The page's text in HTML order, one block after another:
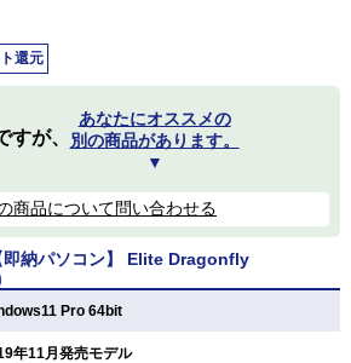
還元
すが、
あなたにオススメの
別の商品があります。
▼
商品について問い合わせる
即納パソコン】 Elite Dragonfly
Pro 64bit
年11月発売モデル